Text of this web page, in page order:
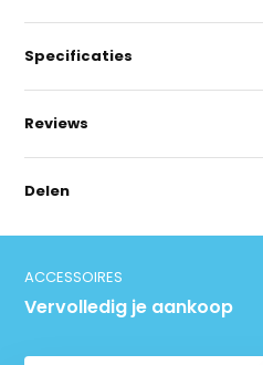
Specificaties
Reviews
Delen
ACCESSOIRES
Vervolledig je aankoop